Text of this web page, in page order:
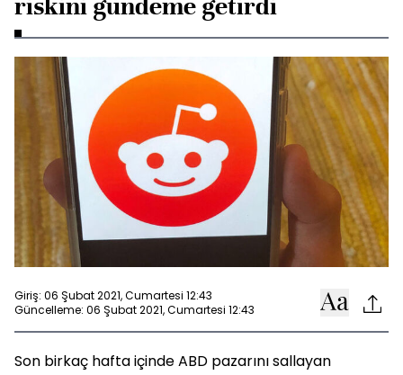
riskini gündeme getirdi
Giriş: 06 Şubat 2021, Cumartesi 12:43
Güncelleme: 06 Şubat 2021, Cumartesi 12:43
Son birkaç hafta içinde ABD pazarını sallayan